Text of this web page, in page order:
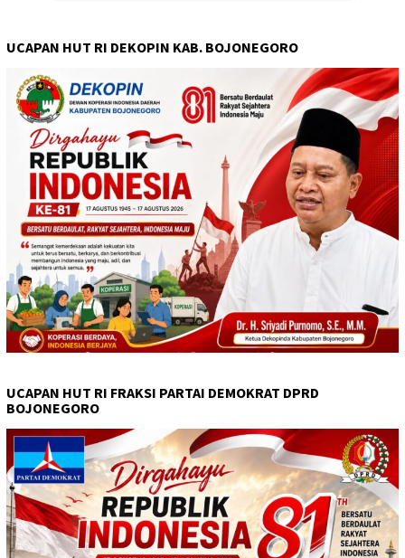
UCAPAN HUT RI DEKOPIN KAB. BOJONEGORO
UCAPAN HUT RI FRAKSI PARTAI DEMOKRAT DPRD
BOJONEGORO